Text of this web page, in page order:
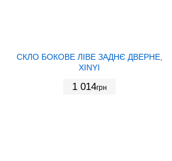
СКЛО БОКОВЕ ЛІВЕ ЗАДНЄ ДВЕРНЕ,
XINYI
1 014грн